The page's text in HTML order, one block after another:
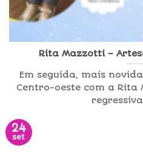
Rita Mazzotti –
Em seguida, mais
Centro-oeste com a
regressiva
24
set